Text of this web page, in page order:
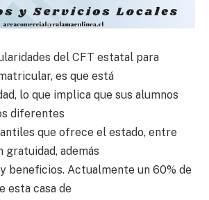
del CFT estatal para
es que está
lo que implica que sus alumnos
diferentes
que ofrece el estado, entre
además
beneficios. Actualmente un 60% de
esta casa de